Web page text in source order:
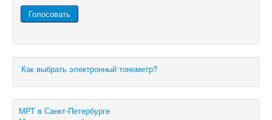
Как выбрать электронный тонометр?
МРТ в Санкт-Петербурге